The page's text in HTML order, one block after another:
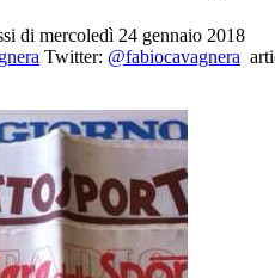
di mercoledì 24 gennaio 2018
Twitter: @fabiocavagnera